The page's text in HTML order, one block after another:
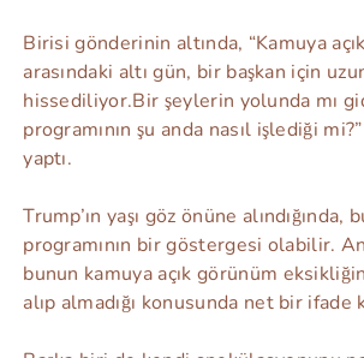
Birisi gönderinin altında, “Kamuya
arasındaki altı gün, bir başkan için
hissediliyor.Bir şeylerin yolunda mı
programının şu anda nasıl işlediği
yaptı.
Trump’ın yaşı göz önüne alındığında,
programının bir göstergesi olabilir.
bunun kamuya açık görünüm
alıp almadığı konusunda net bir ifade